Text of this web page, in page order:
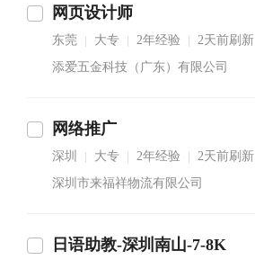
网页设计师
东莞 大专 2年经验
2天前刷新
添爱五金科技（广东）有限公司
网络推广
深圳 大专 2年经验
2天前刷新
深圳市来福祥物流有限公司
日语助教-深圳南山-7-8K